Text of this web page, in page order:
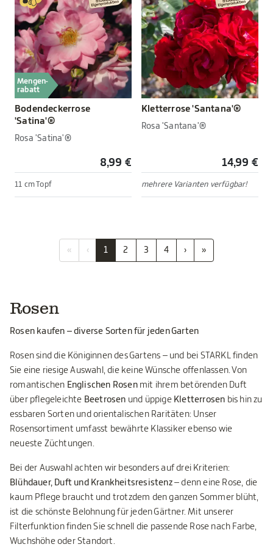
Mengen-
rabatt
Bodendeckerrose
'Satina'®
Rosa 'Satina'®
8,99 €
11 cm Topf
Kletterrose 'Santana'®
Rosa 'Santana'®
14,99 €
mehrere Varianten verfügbar!
« ‹ 1 2 3 4 › »
Rosen
Rosen kaufen – diverse Sorten für jeden Garten
Rosen sind die Königinnen des Gartens – und bei STARKL finden
Sie eine riesige Auswahl, die keine Wünsche offenlassen. Von
romantischen Englischen Rosenmit ihrem betörenden Duft
über pflegeleichte Beetrosen und üppige Kletterrosen bis hin zu
essbaren Sorten und orientalischen Raritäten: Unser
Rosensortiment umfasst bewährte Klassiker ebenso wie
neueste Züchtungen.
Bei der Auswahl achten wir besonders auf drei Kriterien:
Blühdauer, Duft und Krankheitsresistenz– denn eine Rose, die
kaum Pflege braucht und trotzdem den ganzen Sommer blüht,
ist die schönste Belohnung für jeden Gärtner. Mit unserer
Filterfunktion finden Sie schnell die passende Rose nach Farbe,
Wuchshöhe oder Standort.